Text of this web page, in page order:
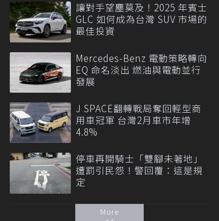
讓對手望塵莫及！2025 年賓士
GLC 如何成為台灣 SUV 市場的
最佳投資
Mercedes-Benz 電動策略轉向
EQ 命名淡出 燃油與電動並行
發展
J SPACE翻轉戰局奪回輕型商
用車冠軍 台灣2月車市年增
4.8%
停車再開騎士「雙腳未著地」
遭罰引民怨！警回覆：這是規
定
More